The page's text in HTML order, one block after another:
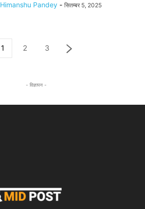
Himanshu Pandey - सितम्बर 5, 2025
1 2 3
- विज्ञापन -